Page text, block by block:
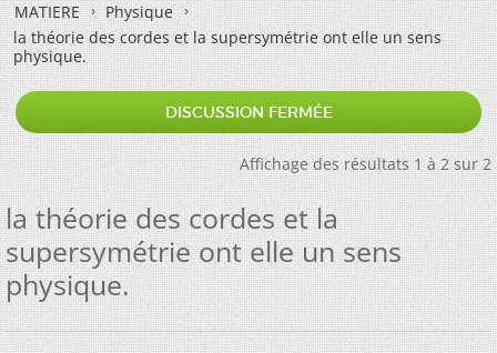
MATIERE
Physique
la théorie des cordes et la supersymétrie ont elle un sens
physique.
DISCUSSION FERMÉE
Affichage des résultats 1 à 2 sur 2
la théorie des cordes et la
supersymétrie ont elle un sens
physique.